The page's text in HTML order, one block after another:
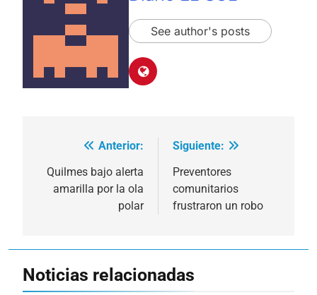
See author's posts
Navegación
de
entradas
Anterior:
Quilmes bajo alerta
amarilla por la ola
polar
Siguiente:
Preventores
comunitarios
frustraron un robo
Noticias relacionadas